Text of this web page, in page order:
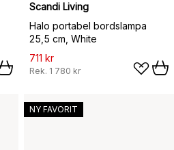
Scandi Living
Halo portabel bordslampa
25,5 cm, White
711 kr
Rek. 1 780 kr
NY FAVORIT